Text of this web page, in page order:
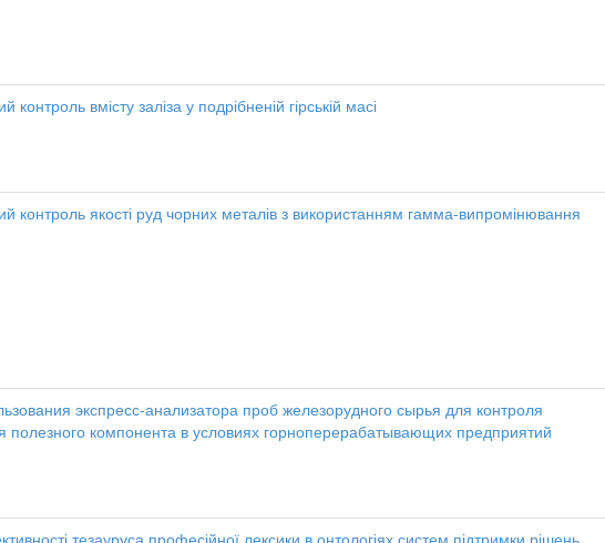
контроль вмісту заліза у подрібненій гірській масі
контроль якості руд чорних металів з використанням гамма-випромінювання
экспресс-анализатора проб железорудного сырья для контроля
полезного компонента в условиях горноперерабатывающих предприятий
тезауруса професійної лексики в онтологіях систем підтримки рішень